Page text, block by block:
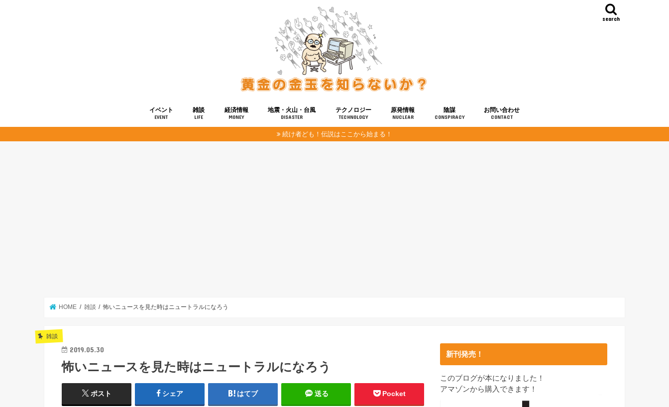
search
イベント
EVENT
雑談
LIFE
経済情報
MONEY
地震・火山・台風
DISASTER
テクノロジー
TECHNOLOGY
健康
宇宙
原発情報
NUCLEAR
陰謀
CONSPIRACY
お問い合わせ
CONTACT
続け者ども！伝説はここから始まる！
HOME 雑談 怖いニュースを見た時はニュートラルになろう
雑談
2019.05.30
怖いニュースを見た時はニュートラルになろう
ポスト シェア はてブ 送る Pocket
新刊発売！
このブログが本になりました！
アマゾンから購入できます！